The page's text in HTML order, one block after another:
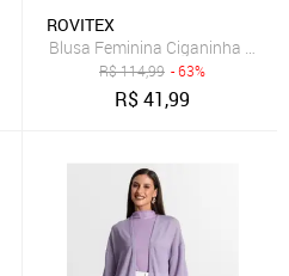
ROVITEX
Blusa Feminina Ciganinha
R$114,99 - 63%
R$41,99